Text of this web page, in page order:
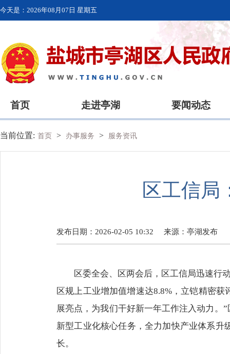
今天是： 2026年08月07日 星期五
首页 走进亭湖 要闻动态
当前位置: 首页 > 办事服务 > 服务资讯
区工信局
发布日期：2026-02-05 10:32 来源： 亭湖发布
区委全会、区两会后，区工信局迅速行
区规上工业增加值增速达8.8%，立铠精密
展亮点，为我们干好新一年工作注入动力。
新型工业化核心任务，全力加快产业体系
长。